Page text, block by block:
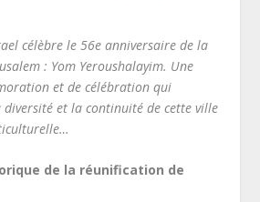
célèbre le 56e anniversaire de la
: Yom Yeroushalayim. Une
et de célébration qui
diversité et la continuité de cette ville
de la réunification de